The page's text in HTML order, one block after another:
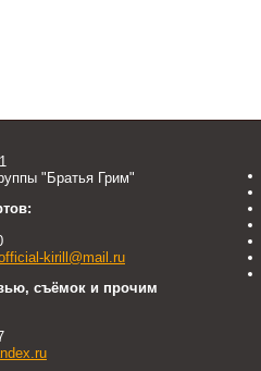
"Братья Грим"
kirill@mail.ru
съёмок и прочим